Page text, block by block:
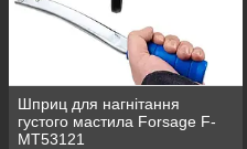
Шприц для нагнітання
густого мастила Forsage F-
MT53121